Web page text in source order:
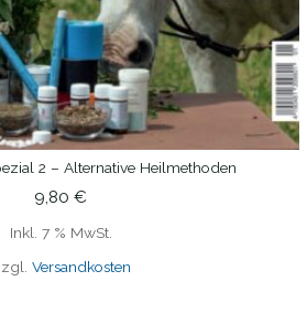
IN DEN WARENKORB
2 – Alternative Heilmethoden
9,80 €
Inkl. 7 % MwSt.
Versandkosten